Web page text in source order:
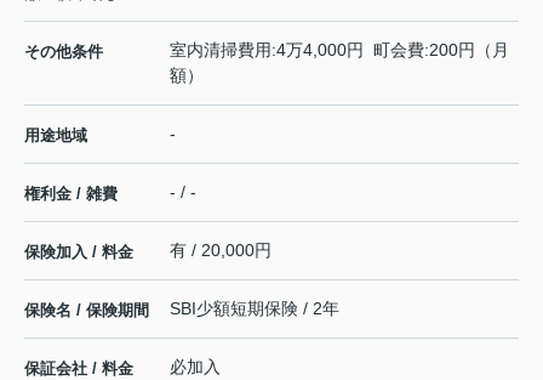
その他条件
室内清掃費用:4万4,000円 町会費:200円（月
額）
用途地域 -
権利金 / 雑費 - / -
保険加入 / 料金 有 / 20,000円
保険名 / 保険期間 SBI少額短期保険 / 2年
保証会社 / 料金
必加入